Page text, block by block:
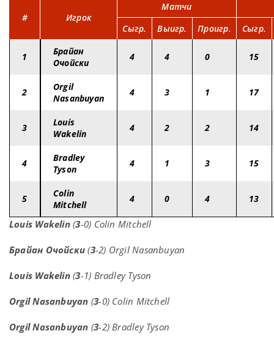
# Игрок
Матчи
Сыгр.
Выигр. Проигр. Сыгр.
1
Брайан
Очойски
4 4 0 15
2
Orgil
Nasanbuyan
4 3 1 17
3
Louis
Wakelin
4 2 2 14
4
Bradley
Tyson
4 1 3 15
5
Colin
Mitchell
4 0 4 13
Louis Wakelin(3-0) Colin Mitchell
Брайан Очойски (3-2) Orgil Nasanbuyan
Louis Wakelin(3-1) Bradley Tyson
Orgil Nasanbuyan (3-0) Colin Mitchell
Orgil Nasanbuyan (3-2) Bradley Tyson